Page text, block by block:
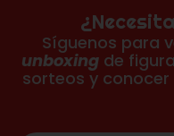
Síguenos para
unboxing de
sorteos y conocer